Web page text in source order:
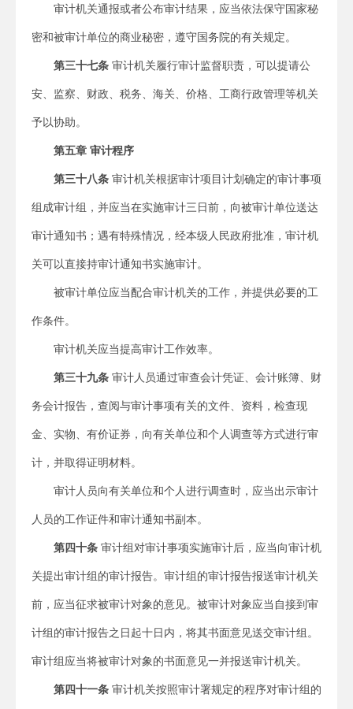
审计机关通报或者公布审计结果，应当依法保守国家秘
密和被审计单位的商业秘密，遵守国务院的有关规定。
第三十七条 审计机关履行审计监督职责，可以提请公
安、监察、财政、税务、海关、价格、工商行政管理等机关
予以协助。
第五章 审计程序
第三十八条 审计机关根据审计项目计划确定的审计事项
组成审计组，并应当在实施审计三日前，向被审计单位送达
审计通知书；遇有特殊情况，经本级人民政府批准，审计机
关可以直接持审计通知书实施审计。
被审计单位应当配合审计机关的工作，并提供必要的工
作条件。
审计机关应当提高审计工作效率。
第三十九条 审计人员通过审查会计凭证、会计账簿、财
务会计报告，查阅与审计事项有关的文件、资料，检查现
金、实物、有价证券，向有关单位和个人调查等方式进行审
计，并取得证明材料。
审计人员向有关单位和个人进行调查时，应当出示审计
人员的工作证件和审计通知书副本。
第四十条 审计组对审计事项实施审计后，应当向审计机
关提出审计组的审计报告。审计组的审计报告报送审计机关
前，应当征求被审计对象的意见。被审计对象应当自接到审
计组的审计报告之日起十日内，将其书面意见送交审计组。
审计组应当将被审计对象的书面意见一并报送审计机关。
第四十一条 审计机关按照审计署规定的程序对审计组的